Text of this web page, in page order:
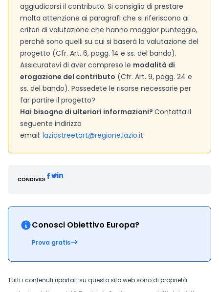
aggiudicarsi il contributo. Si consiglia di prestare
molta attenzione ai paragrafi che si riferiscono ai
criteri di valutazione che hanno maggior punteggio,
perché sono quelli su cui si baserà la valutazione del
progetto (Cfr. Art. 6, pagg. 14 e ss. del bando).
Assicuratevi di aver compreso le modalità di
erogazione del contributo (Cfr. Art. 9, pagg. 24 e
ss. del bando). Possedete le risorse necessarie per
far partire il progetto?
Hai bisogno di ulteriori informazioni? Contatta il
seguente indirizzo
email: laziostreetart@regione.lazio.it
CONDIVIDI
Conosci Obiettivo Europa?
Prova gratis
Tutti i contenuti riportati su questo sito web sono di proprietà